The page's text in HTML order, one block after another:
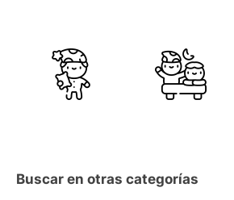
Buscar en otras categorías